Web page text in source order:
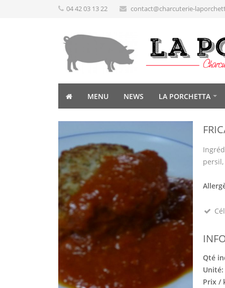
04 42 03 13 22 contact@charcuterie-
MENU NEWS LA PORCHETTA
Qté
Unité:
Prix /